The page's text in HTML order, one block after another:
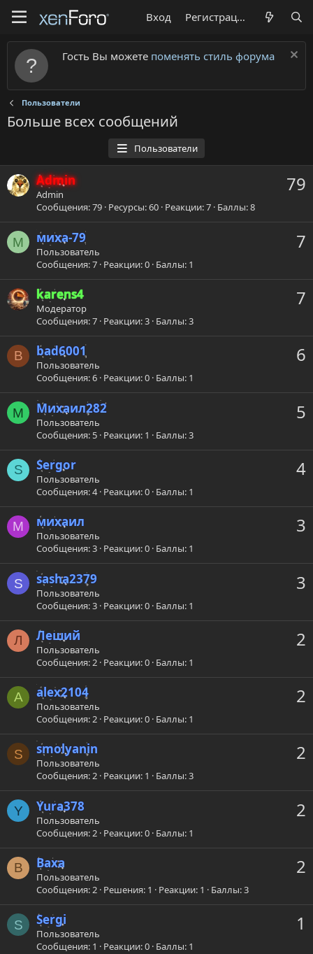
Вход Регистрация
Гость Вы можете поменять стиль форума
Пользователи
Больше всех сообщений
Пользователи
79
Admin
Admin
Сообщения 79 Ресурсы 60 Реакции 7 Баллы 8
М 7
миха-79
Пользователь
Сообщения 7 Реакции 0 Баллы 1
7
karens4
Модератор
Сообщения 7 Реакции 3 Баллы 3
B 6
bad6001
Пользователь
Сообщения 6 Реакции 0 Баллы 1
М 5
Михаил282
Пользователь
Сообщения 5 Реакции 1 Баллы 3
S 4
Sergor
Пользователь
Сообщения 4 Реакции 0 Баллы 1
М 3
михаил
Пользователь
Сообщения 3 Реакции 0 Баллы 1
S 3
sasha2379
Пользователь
Сообщения 3 Реакции 0 Баллы 1
Л 2
Леший
Пользователь
Сообщения 2 Реакции 0 Баллы 1
A 2
alex2104
Пользователь
Сообщения 2 Реакции 0 Баллы 1
S 2
smolyanin
Пользователь
Сообщения 2 Реакции 1 Баллы 3
Y 2
Yura378
Пользователь
Сообщения 2 Реакции 0 Баллы 1
В 2
Ваха
Пользователь
Сообщения 2 Решения 1 Реакции 1 Баллы 3
S 1
Sergi
Пользователь
Сообщения 1 Реакции 0 Баллы 1